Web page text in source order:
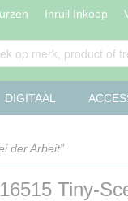
Inruil Inkoop
DIGITAAL
der Arbeit”
Tiny-